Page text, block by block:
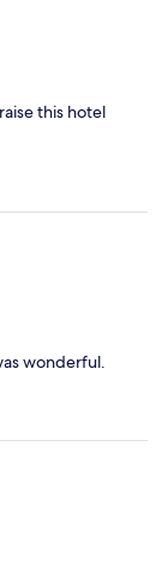
this hotel
wonderful.